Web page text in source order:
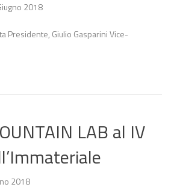
2018
Presidente, Giulio Gasparini Vice-
LAB al IV
2018